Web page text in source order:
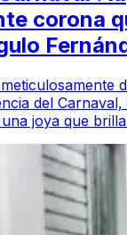
corona
del
joya que